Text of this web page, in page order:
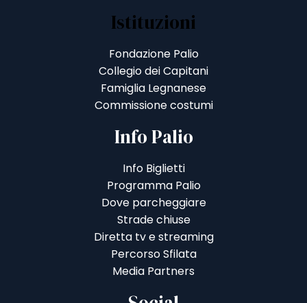
Istituzioni
Fondazione Palio
Collegio dei Capitani
Famiglia Legnanese
Commissione costumi
Info Palio
Info Biglietti
Programma Palio
Dove parcheggiare
Strade chiuse
Diretta tv e streaming
Percorso Sfilata
Media Partners